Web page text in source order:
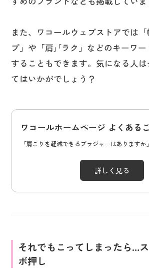
また、ワコールウェブストアでは
プ」や「肩｣｢ラク」などのキーワ
することもできます。気になる人
てはいかがでしょう？
ワコールホームページ よくある
「肩こりを軽減できるブラジャーはありますか」
詳しく見る
それでもこってしまったら…
ボ押し